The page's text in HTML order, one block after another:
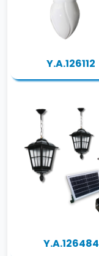
Y.A.126112
Y.A.126484